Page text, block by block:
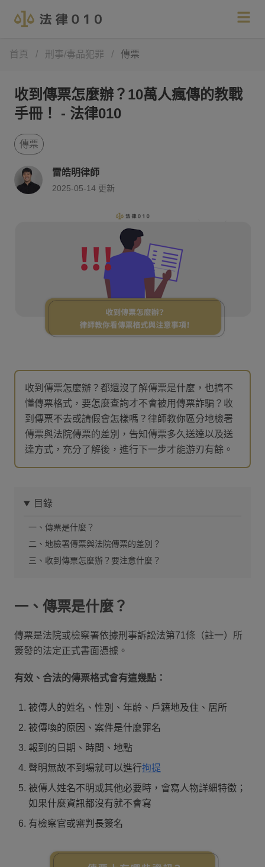
首頁 / 刑事/毒品犯罪 / 傳票
收到傳票怎麼辦？10萬人瘋傳的教戰
手冊！ - 法律010
傳票
雷皓明律師
2025-05-14 更新
收到傳票怎麼辦？都還沒了解傳票是什麼，也搞不
懂傳票格式，要怎麼查詢才不會被用傳票詐騙？收
到傳票不去或請假會怎樣嗎？律師教你區分地檢署
傳票與法院傳票的差別，告知傳票多久送達以及送
達方式，充分了解後，進行下一步才能游刃有餘。
目錄
一、傳票是什麼？
二、地檢署傳票與法院傳票的差別？
三、收到傳票怎麼辦？要注意什麼？
一、傳票是什麼？
傳票是法院或檢察署依據刑事訴訟法第71條（註一）所
簽發的法定正式書面憑據。
有效、合法的傳票格式會有這幾點：
被傳人的姓名、性別、年齡、戶籍地及住、居所
被傳喚的原因、案件是什麼罪名
報到的日期、時間、地點
聲明無故不到場就可以進行拘提
被傳人姓名不明或其他必要時，會寫人物詳細特徵；
如果什麼資訊都沒有就不會寫
有檢察官或審判長簽名